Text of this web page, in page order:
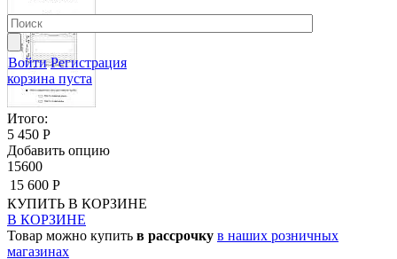
Войти Регистрация
корзина пуста
Итого:
5 450 Р
Добавить опцию
15600
15 600 Р
КУПИТЬ В КОРЗИНЕ
В КОРЗИНЕ
Товар можно купить в рассрочку в наших розничных
магазинах